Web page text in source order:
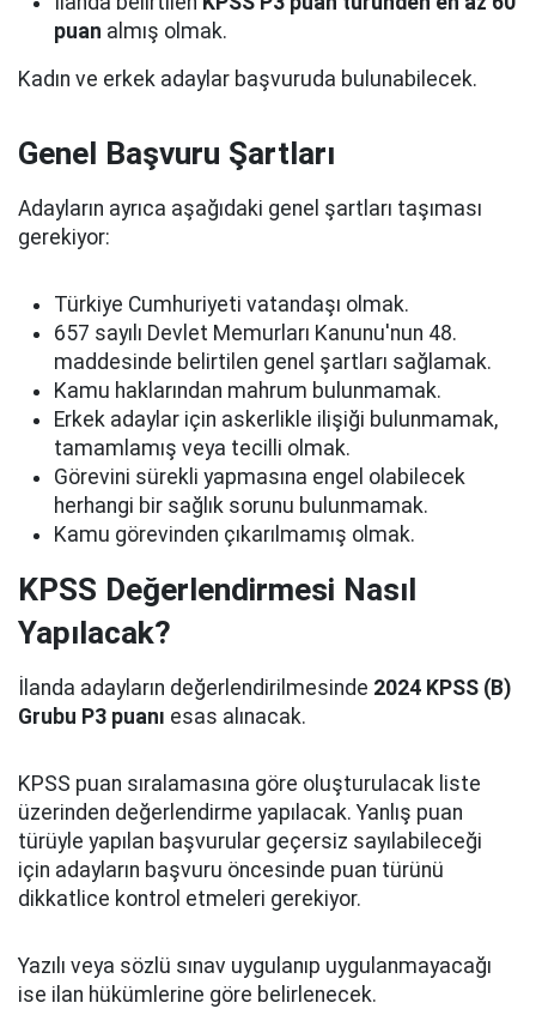
puan almış olmak.
Kadın ve erkek adaylar başvuruda bulunabilecek.
Genel Başvuru Şartları
Adayların ayrıca aşağıdaki genel şartları taşıması
gerekiyor:
Türkiye Cumhuriyeti vatandaşı olmak.
657 sayılı Devlet Memurları Kanunu'nun 48.
maddesinde belirtilen genel şartları sağlamak.
Kamu haklarından mahrum bulunmamak.
Erkek adaylar için askerlikle ilişiği bulunmamak,
tamamlamış veya tecilli olmak.
Görevini sürekli yapmasına engel olabilecek
herhangi bir sağlık sorunu bulunmamak.
Kamu görevinden çıkarılmamış olmak.
KPSS Değerlendirmesi Nasıl
Yapılacak?
İlanda adayların değerlendirilmesinde 2024 KPSS (B)
Grubu P3 puanı esas alınacak.
KPSS puan sıralamasına göre oluşturulacak liste
üzerinden değerlendirme yapılacak. Yanlış puan
türüyle yapılan başvurular geçersiz sayılabileceği
için adayların başvuru öncesinde puan türünü
dikkatlice kontrol etmeleri gerekiyor.
Yazılı veya sözlü sınav uygulanıp uygulanmayacağı
ise ilan hükümlerine göre belirlenecek.